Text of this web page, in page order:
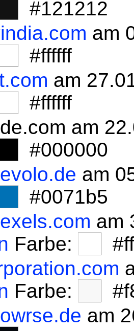
#121212
am
#ffffff
am
#ffffff
am
#000000
am
#0071b5
am
Farbe:
Farbe:
am